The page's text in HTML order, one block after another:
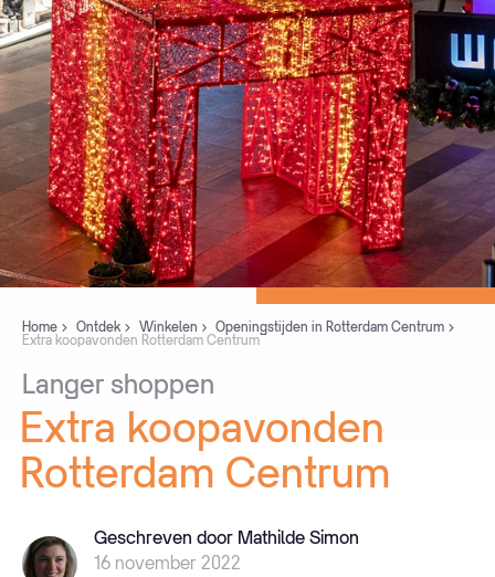
Home Ontdek Winkelen
Openingstijden in Rotterdam Centrum
Extra koopavonden Rotterdam Centrum
Langer shoppen
Extra koopavonden
Rotterdam Centrum
Geschreven door Mathilde Simon
16 november 2022